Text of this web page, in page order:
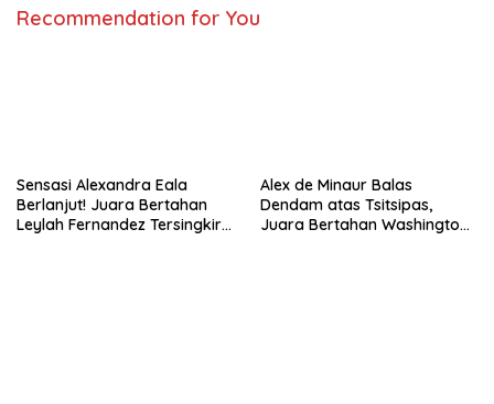
Recommendation for You
Sensasi Alexandra Eala
Berlanjut! Juara Bertahan
Leylah Fernandez Tersingkir
Alex de Minaur Balas
Dendam atas Tsitsipas,
Juara Bertahan Washington